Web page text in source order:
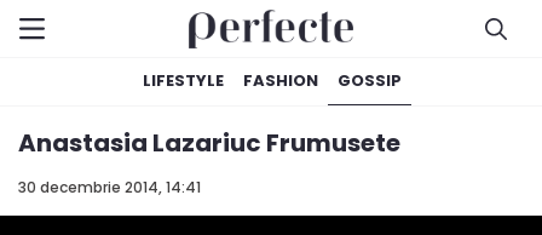
LIFESTYLE FASHION GOSSIP
30 decembrie 2014, 14:41
Anastasia Lazariuc Frumusete